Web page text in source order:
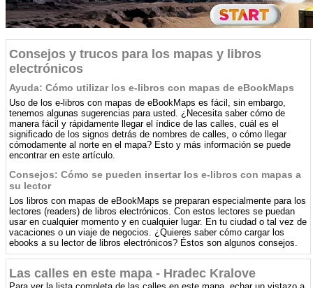
Consejos y trucos para los mapas y libros
electrónicos
Ayuda: Cómo utilizar los e-libros con mapas de eBookMaps
Uso de los e-libros con mapas de eBookMaps es fácil, sin embargo,
tenemos algunas sugerencias para usted. ¿Necesita saber cómo de
manera fácil y rápidamente llegar el índice de las calles, cuál es el
significado de los signos detrás de nombres de calles, o cómo llegar
cómodamente al norte en el mapa? Esto y más información se puede
encontrar en este artículo.
Consejos: Cómo se pueden insertar los e-libros con mapas a
su lector
Los libros con mapas de eBookMaps se preparan especialmente para los
lectores (readers) de libros electrónicos. Con estos lectores se puedan
usar en cualquier momento y en cualquier lugar. En tu ciudad o tal vez de
vacaciones o un viaje de negocios. ¿Quieres saber cómo cargar los
ebooks a su lector de libros electrónicos? Éstos son algunos consejos.
Las calles en este mapa - Hradec Kralove